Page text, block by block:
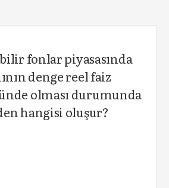
fonlar piyasasında
denge reel faiz
olması durumunda
hangisi oluşur?